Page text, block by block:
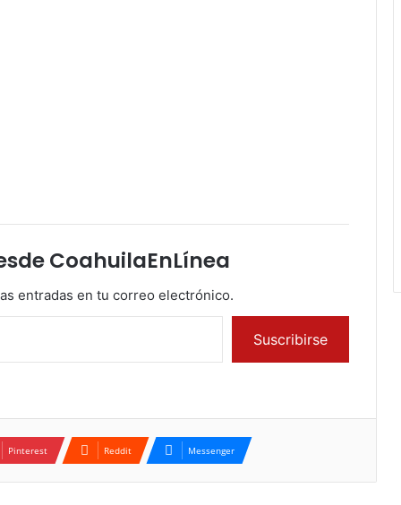
CoahuilaEnLínea
entradas en tu correo electrónico.
Suscribirse
Pinterest Reddit Messenger